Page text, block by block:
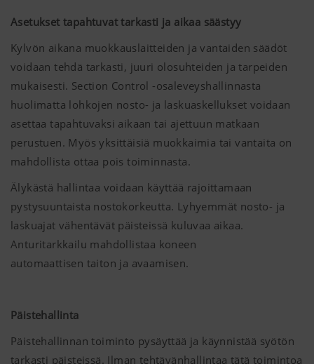
Asetukset tapahtuvat tarkasti ja aikaa säästyy
Kylvön aikana muokkauslaitteiden ja vantaiden säädöt
voidaan tehdä tarkasti, juuri olosuhteiden ja tarpeiden
mukaisesti. Section Control -osaleveyshallinnasta
huolimatta lohkojen nosto- ja laskuaskellukset voidaan
asettaa tapahtuvaksi aikaan tai ajettuun matkaan
perustuen. Myös yksittäisiä muokkaimia tai vantaita on
mahdollista ottaa pois toiminnasta.
Älykästä hallintaa voidaan käyttää rajoittamaan
pystysuuntaista nostokorkeutta. Lyhyemmät nosto- ja
laskuajat vähentävät päisteissä kuluvaa aikaa.
Anturitarkkailu mahdollistaa koneen
automaattisen taiton ja avaamisen.
Päistehallinta
Päistehallinnan toiminto pysäyttää ja käynnistää syötön
tarkasti päisteissä. Ilman tehtävänhallintaa tätä toimintoa